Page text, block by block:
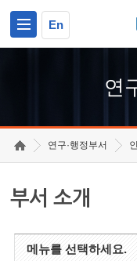
En
연
연구·행정부서
부서 소개
메뉴를 선택하세요.